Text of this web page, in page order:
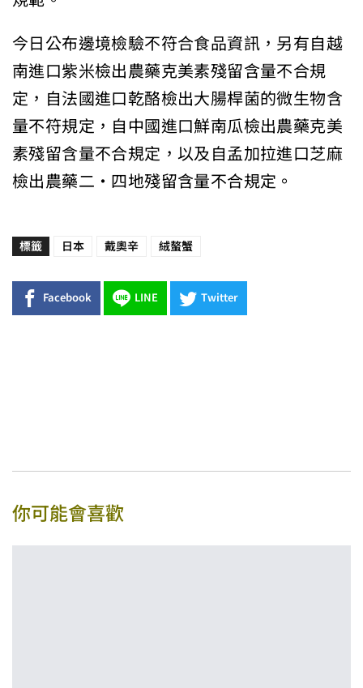
今日公布邊境檢驗不符合食品資訊，另有自越
南進口紫米檢出農藥克美素殘留含量不合規
定，自法國進口乾酪檢出大腸桿菌的微生物含
量不符規定，自中國進口鮮南瓜檢出農藥克美
素殘留含量不合規定，以及自孟加拉進口芝麻
檢出農藥二‧四地殘留含量不合規定。
標籤 日本 戴奧辛 絨螯蟹
Facebook LINE Twitter
你可能會喜歡